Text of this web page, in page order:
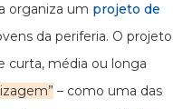
organiza um projeto de
da periferia. O projeto
curta, média ou longa
– como uma das